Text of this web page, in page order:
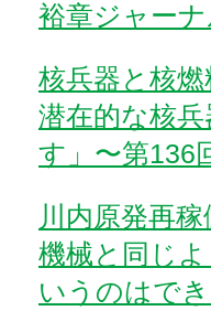
裕章ジャー
核兵器と核
潜在的な核
す」〜第136
川内原発再
機械と同じ
いうのはで